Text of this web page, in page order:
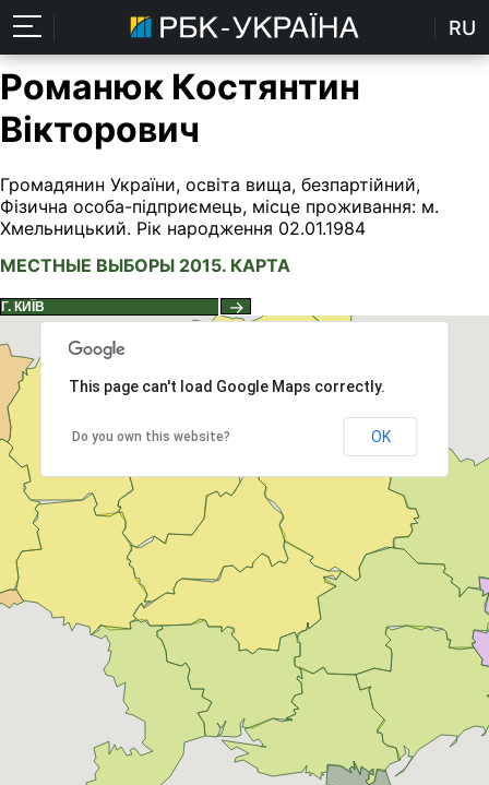
RU
Романюк Костянтин
Вікторович
Громадянин України, освіта вища, безпартійний,
Фізична особа-підприємець, місце проживання: м.
Хмельницький. Рік народження 02.01.1984
МЕСТНЫЕ ВЫБОРЫ 2015. КАРТА
→
This page can't load Google Maps correctly.
Do you own this website? OK